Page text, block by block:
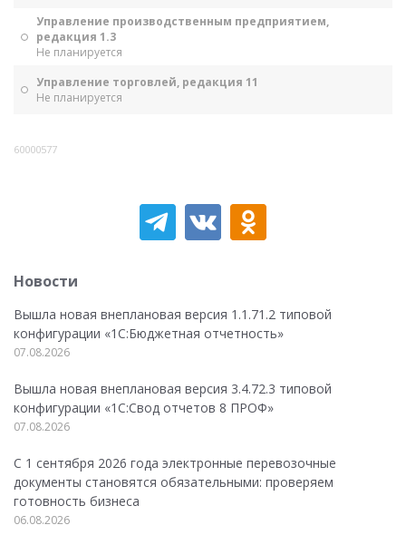
Управление производственным предприятием,
редакция 1.3
Не планируется
Управление торговлей, редакция 11
Не планируется
60000577
Новости
Вышла новая внеплановая версия 1.1.71.2 типовой
конфигурации «1C:Бюджетная отчетность»
07.08.2026
Вышла новая внеплановая версия 3.4.72.3 типовой
конфигурации «1C:Свод отчетов 8 ПРОФ»
07.08.2026
С 1 сентября 2026 года электронные перевозочные
документы становятся обязательными: проверяем
готовность бизнеса
06.08.2026